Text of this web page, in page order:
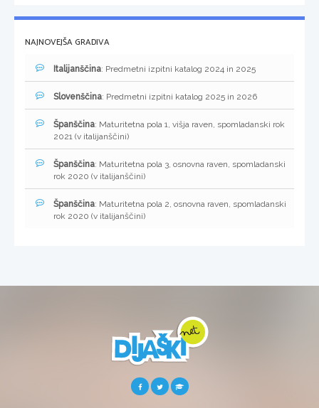
NAJNOVEJŠA GRADIVA
Italijanščina: Predmetni izpitni katalog 2024 in 2025
Slovenščina: Predmetni izpitni katalog 2025 in 2026
Španščina: Maturitetna pola 1, višja raven, spomladanski rok
2021 (v italijanščini)
Španščina: Maturitetna pola 3, osnovna raven, spomladanski
rok 2020 (v italijanščini)
Španščina: Maturitetna pola 2, osnovna raven, spomladanski
rok 2020 (v italijanščini)